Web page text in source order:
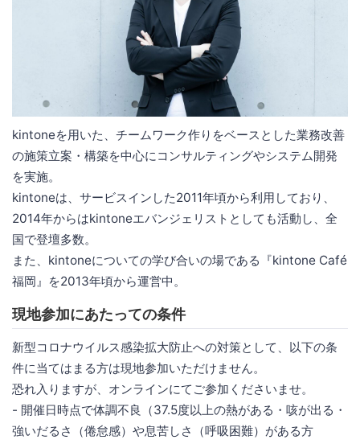
kintoneを用いた、チームワーク作りをベースとした業務改善
の施策立案・構築を中心にコンサルティングやシステム開発
を実施。
kintoneは、サービスインした2011年頃から利用しており、
2014年からはkintoneエバンジェリストとしても活動し、全
国で登壇多数。
また、kintoneについての学び合いの場である『kintone Café
福岡』を2013年頃から運営中。
現地参加にあたっての条件
新型コロナウイルス感染拡大防止への対策として、以下の条
件に当てはまる方は現地参加いただけません。
恐れ入りますが、オンラインにてご参加くださいませ。
- 開催日時点で体調不良（37.5度以上の熱がある・咳が出る・
強いだるさ（倦怠感）や息苦しさ（呼吸困難）がある方